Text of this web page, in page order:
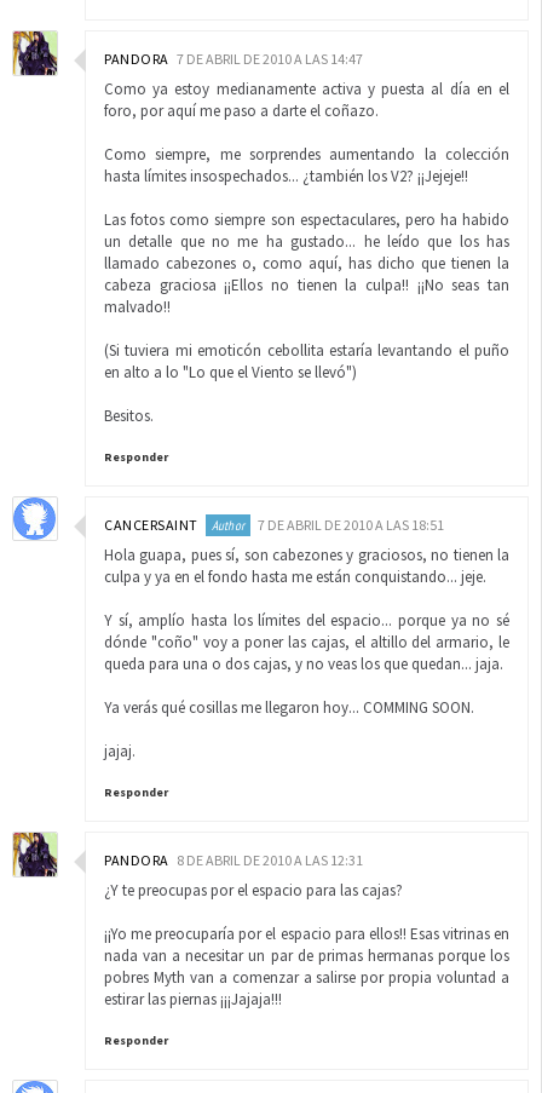
PANDORA 7 DE ABRIL DE 2010 A LAS 14:47
Como ya estoy medianamente activa y puesta al día en el
foro, por aquí me paso a darte el coñazo.
Como siempre, me sorprendes aumentando la colección
hasta límites insospechados... ¿también los V2? ¡¡Jejeje!!
Las fotos como siempre son espectaculares, pero ha habido
un detalle que no me ha gustado... he leído que los has
llamado cabezones o, como aquí, has dicho que tienen la
cabeza graciosa ¡¡Ellos no tienen la culpa!! ¡¡No seas tan
malvado!!
(Si tuviera mi emoticón cebollita estaría levantando el puño
en alto a lo "Lo que el Viento se llevó")
Besitos.
Responder
CANCERSAINT 7 DE ABRIL DE 2010 A LAS 18:51
Hola guapa, pues sí, son cabezones y graciosos, no tienen la
culpa y ya en el fondo hasta me están conquistando... jeje.
Y sí, amplío hasta los límites del espacio... porque ya no sé
dónde "coño" voy a poner las cajas, el altillo del armario, le
queda para una o dos cajas, y no veas los que quedan... jaja.
Ya verás qué cosillas me llegaron hoy... COMMING SOON.
jajaj.
Responder
PANDORA 8 DE ABRIL DE 2010 A LAS 12:31
¿Y te preocupas por el espacio para las cajas?
¡¡Yo me preocuparía por el espacio para ellos!! Esas vitrinas en
nada van a necesitar un par de primas hermanas porque los
pobres Myth van a comenzar a salirse por propia voluntad a
estirar las piernas ¡¡¡Jajaja!!!
Responder